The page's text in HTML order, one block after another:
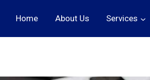
Home About Us Services